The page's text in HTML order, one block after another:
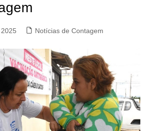
Notícias de Contagem